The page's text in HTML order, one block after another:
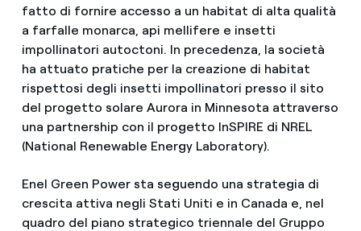
fatto di fornire accesso a un habitat di alta qualità
a farfalle monarca, api mellifere e insetti
impollinatori autoctoni. In precedenza, la società
ha attuato pratiche per la creazione di habitat
rispettosi degli insetti impollinatori presso il sito
del progetto solare Aurora in Minnesota attraverso
una partnership con il progetto InSPIRE di NREL
(National Renewable Energy Laboratory).
Enel Green Power sta seguendo una strategia di
crescita attiva negli Stati Uniti e in Canada e, nel
quadro del piano strategico triennale del Gruppo